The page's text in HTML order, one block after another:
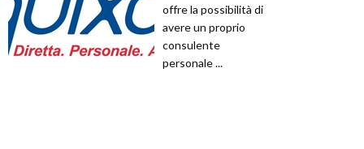
offre la possibilità di
avere un proprio
consulente
personale ...